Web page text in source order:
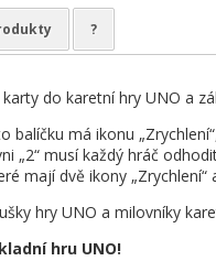
?
do karetní hry UNO a
balíčku má ikonu
„2“ musí každý hráč
mají dvě ikony
hry UNO a milovníky
hru UNO!